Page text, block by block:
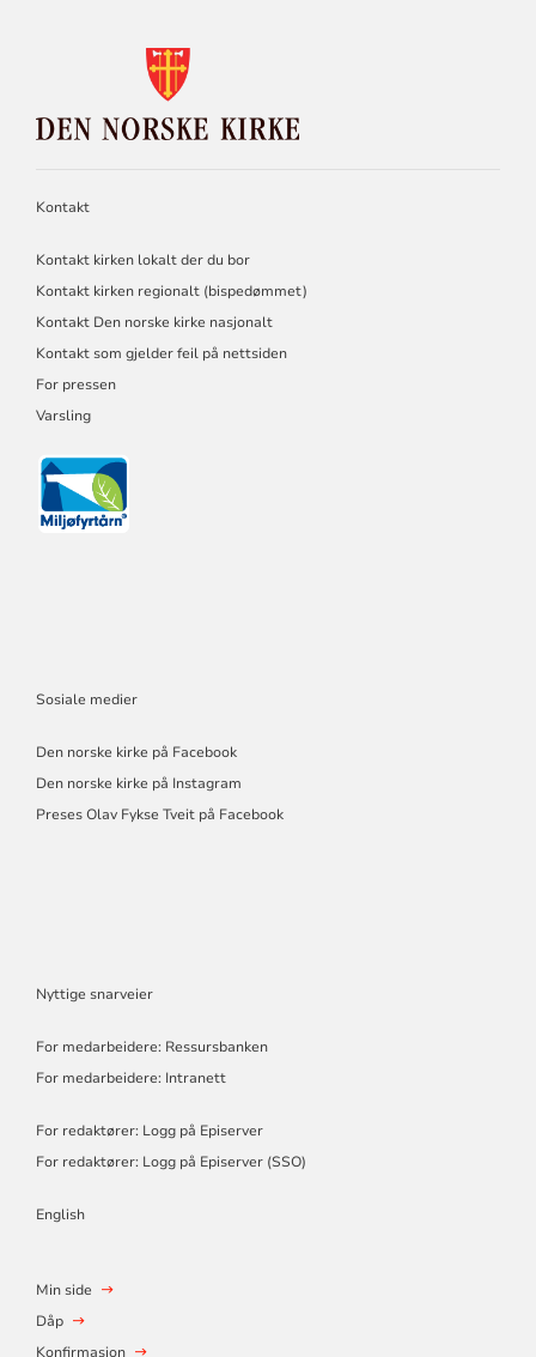
NORSKE
KIRKE
Kontakt
Kontakt kirken lokalt der du bor
Kontakt kirken regionalt (bispedømmet)
Kontakt Den norske kirke nasjonalt
Kontakt som gjelder feil på nettsiden
For pressen
Varsling
Sosiale medier
Den norske kirke på Facebook
Den norske kirke på Instagram
Preses Olav Fykse Tveit på Facebook
Nyttige snarveier
For medarbeidere: Ressursbanken
For medarbeidere: Intranett
For redaktører: Logg på Episerver
For redaktører: Logg på Episerver (SSO)
English
Min side
Dåp
Konfirmasjon